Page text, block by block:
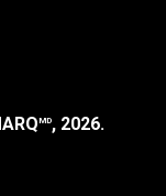
MD, 2026.